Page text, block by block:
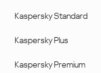
Kaspersky Standard
Kaspersky Plus
Kaspersky Premium